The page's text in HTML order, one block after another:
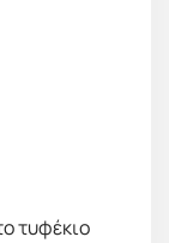
τυφέκιο